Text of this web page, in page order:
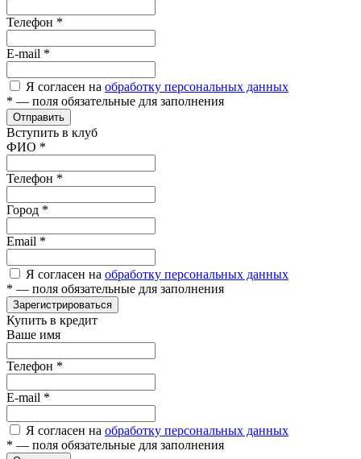
Телефон *
E-mail *
Я согласен на обработку персональных данных
* — поля обязательные для заполнения
Отправить
Вступить в клуб
ФИО *
Телефон *
Город *
Email *
Я согласен на обработку персональных данных
* — поля обязательные для заполнения
Зарегистрироваться
Купить в кредит
Ваше имя
Телефон *
E-mail *
Я согласен на обработку персональных данных
* — поля обязательные для заполнения